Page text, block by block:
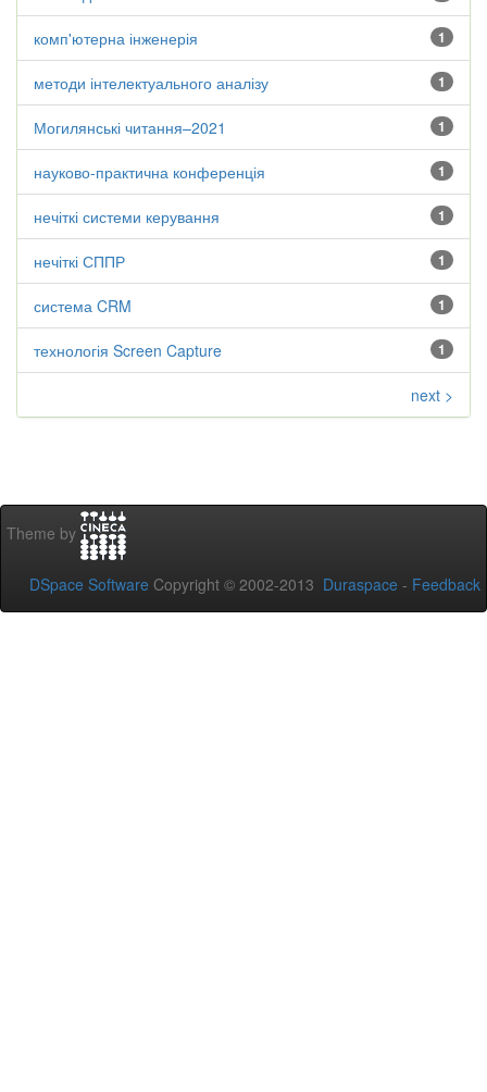
1
комп'ютерна інженерія
1
методи інтелектуального аналізу
1
Могилянські читання–2021
1
науково-практична конференція
1
нечіткі системи керування
1
нечіткі СППР
1
система CRM
1
технологія Screen Capture
next >
Theme by
DSpace Software Copyright © 2002-2013 Duraspace - Feedback